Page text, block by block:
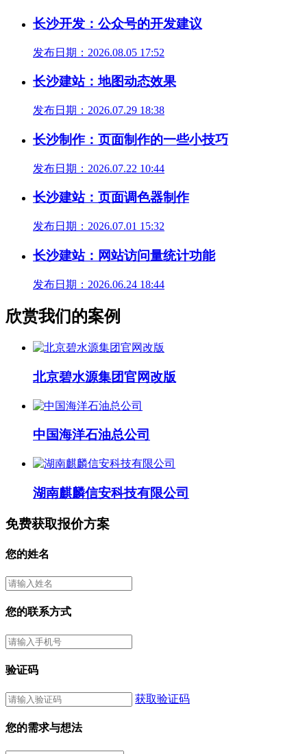
长沙开发：公众号的开发建议
发布日期：2026.08.05 17:52
长沙建站：地图动态效果
发布日期：2026.07.29 18:38
长沙制作：页面制作的一些小技巧
发布日期：2026.07.22 10:44
长沙建站：页面调色器制作
发布日期：2026.07.01 15:32
长沙建站：网站访问量统计功能
发布日期：2026.06.24 18:44
欣赏我们的案例
北京碧水源集团官网改版
中国海洋石油总公司
湖南麒麟信安科技有限公司
免费获取报价方案
您的姓名
您的联系方式
验证码
获取验证码
您的需求与想法